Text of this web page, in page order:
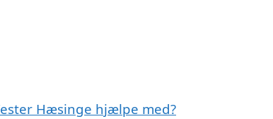
Hæsinge hjælpe med?